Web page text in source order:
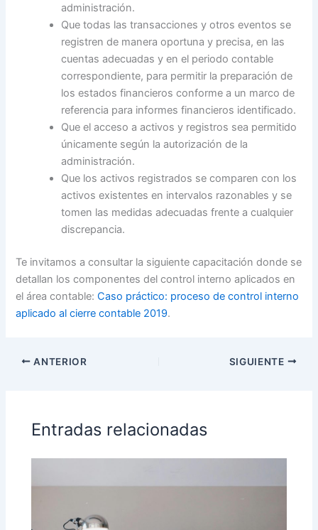
administración.
Que todas las transacciones y otros eventos se
registren de manera oportuna y precisa, en las
cuentas adecuadas y en el periodo contable
correspondiente, para permitir la preparación de
los estados financieros conforme a un marco de
referencia para informes financieros identificado.
Que el acceso a activos y registros sea permitido
únicamente según la autorización de la
administración.
Que los activos registrados se comparen con los
activos existentes en intervalos razonables y se
tomen las medidas adecuadas frente a cualquier
discrepancia.
Te invitamos a consultar la siguiente capacitación donde se
detallan los componentes del control interno aplicados en
el área contable:Caso práctico: proceso de control interno
aplicado al cierre contable 2019.
ANTERIOR SIGUIENTE
Entradas relacionadas